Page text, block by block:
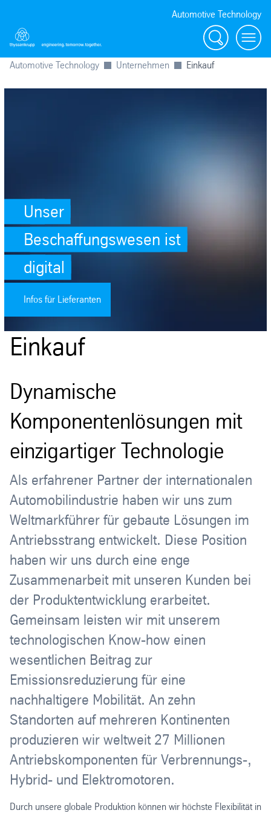
Automotive Technology
Suche
Menü
Automotive Technology Unternehmen Einkauf
Unser
Beschaffungswesen ist
digital
Infos für Lieferanten
Einkauf
Dynamische
Komponentenlösungen mit
einzigartiger Technologie
Als erfahrener Partner der internationalen
Automobilindustrie haben wir uns zum
Weltmarkführer für gebaute Lösungen im
Antriebsstrang entwickelt. Diese Position
haben wir uns durch eine enge
Zusammenarbeit mit unseren Kunden bei
der Produktentwicklung erarbeitet.
Gemeinsam leisten wir mit unserem
technologischen Know-how einen
wesentlichen Beitrag zur
Emissionsreduzierung für eine
nachhaltigere Mobilität. An zehn
Standorten auf mehreren Kontinenten
produzieren wir weltweit 27 Millionen
Antriebskomponenten für Verbrennungs-,
Hybrid- und Elektromotoren.
Durch unsere globale Produktion können wir höchste Flexibilität in